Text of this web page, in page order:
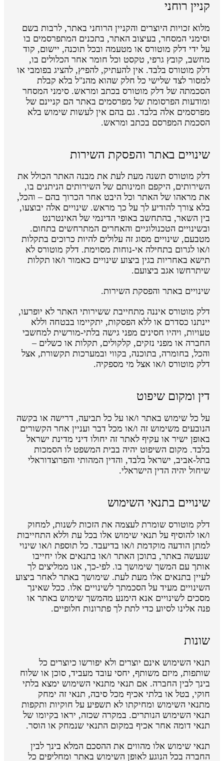
קניין רוחני
מלוא זכויות היוצרים והקניין הרוחני באתר, לרבות בשם
וסימני המסחר, בעיצוב האתר, בתכנים המתפרסמים בו
על ידי דלק מוטורס או מטעמה ובכל תוכנה, יישום, קוד
מחשב, קובץ גרפי, טקסט וכל חומר אחר הכלולים בו,
דלק מוטורס בלבד. אין להעתיק, להפיץ, להציג בפומבי או
למסור לצד שלישי כל חלק שהוא מהנ"ל בלא קבלת
הסכמתה של דלק מוטורס בכתב ומראש. סימני המסחר
ומודעות הפרסומת של מפרסמים באתר הם קניינם של
מפרסמים אלה בלבד. גם בהם אין לעשות שימוש בלא
הסכמת המפרסם בכתב ומראש.
שינויים באתר והפסקת השירות
דלק מוטורס תשנה מעת לעת את מבנה האתר הכולל את
השירותים, היקפם וזמינותם של השירותים הניתנים בו,
את מראהו של האתר וכל היבט אחר הכרוך בהם – והכל,
בלא צורך להודיע לך על כך מראש. שינויים אלה יבוצעו,
בין השאר, בהתחשב באופי הדינמי של האינטרנט
ובשינויים הטכנולוגיים והאחרים המתרחשים בתחום.
מטבעם, שינויים מסוג זה עלולים להיות כרוכים בתקלות
ו/או לגרום בתחילה אי-נוחות מסוימת. דלק מוטורס לא
תישא באחריות בגין ביצוע שינויים כאמור ו/או תקלות
שיתרחשו אגב ביצועם.
שינויים באתר והפסקת השירות.
דלק מוטורס איננה מתחייבת ששירותי האתר לא יופרעו,
יינתנו כסדרם או ללא הפסקות, יתקיימו בבטחה וללא
טעויות, ויהיו חסינים מפני גישה בלתי-מורשית למחשבי
החברה או מפני נזקים, קלקולים, תקלות או כשלים –
והכל, בחומרה, בתוכנה, בקווי ובמערכות תקשורת, אצל
דלק מוטורס ו/או אצל מי מספקיה.
דין ומקום שיפוט
על כל שימוש באתר ו/או על כל תביעה, דרישה או בקשה
הנובעים משימוש זה ו/או מכל דבר ועניין אחר הקשורים
באופן ישיר או עקיף לאתר זה יחולו דיני מדינת ישראל
בלבד. מקום השיפוט יהיה בבית המשפט לו הסמכות
בתל-אביב, ישראל בלבד, והדין המהותי והפרוצדוראלי
שיחול יהיה הדין הישראלי.
שינויים בתנאי השימוש
דלק מוטורס שומרת לעצמה את הזכות לשנות, למחוק
ו/או להוסיף על תנאי שימוש אלו בכל עת וללא התחייבות
למתן הודעה מוקדמת ו/או בדיעבד. כל תוספת ו/או שינוי
שנעשה באתר, בתוכן האתר ו/או בתנאים אלו יחייבו
אותך עם המשך שימושך בו. לפי-כך, אנו ממליצים לך
לעיין בתנאים אלו מעת לעת. שימושך באתר לאחר ביצוע
השינויים מעיד על הסכמתך לשינויים אלו. ככל שאינך
מסכים לשינויים אנא הימנע מהמשך שימוש באתר או
פנה אלינו לסיוע כדי לתת לך פתרונות חלופיים.
שונות
תנאי השימוש אינם יוצרים ולא יפורשו כיוצרים כל
שותפות, מיזם משותף, יחסי עובד מעביד, סוכן או שלוח
בינך לבין החברה. אם תנאי מתנאי השימוש ימצא בלתי
חוקי, בטל או בלתי אכיף מכל סיבה, תנאי זה ימחק
מתנאי השימוש ומחיקתו לא תשפיע על חוקיות ותקפות
תנאי השימוש הנותרים. במקרה שכזה, יראו בקיומו של
תנאי דומה אחר אכיף במקום התנאי שנמחק או הוסר.
תנאי שימוש אלו מהווים את ההסכם המלא בינך לבין
החברה בכל הנוגע לאופן השימוש באתר ומחליפים כל